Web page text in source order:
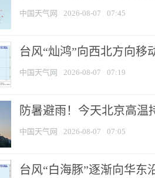
中国天气网 2026-08-07 07:45
台风“灿鸿”向西北方向移
中国天气网 2026-08-07 07:19
防暑避雨！今天北京高温
中国天气网 2026-08-07 07:05
台风“白海豚”逐渐向华东